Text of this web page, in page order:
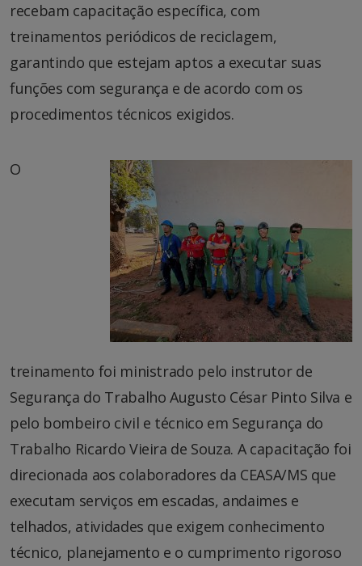
recebam capacitação específica, com
treinamentos periódicos de reciclagem,
garantindo que estejam aptos a executar suas
funções com segurança e de acordo com os
procedimentos técnicos exigidos.
O
treinamento foi ministrado pelo instrutor de
Segurança do Trabalho Augusto César Pinto Silva e
pelo bombeiro civil e técnico em Segurança do
Trabalho Ricardo Vieira de Souza. A capacitação foi
direcionada aos colaboradores da CEASA/MS que
executam serviços em escadas, andaimes e
telhados, atividades que exigem conhecimento
técnico, planejamento e o cumprimento rigoroso